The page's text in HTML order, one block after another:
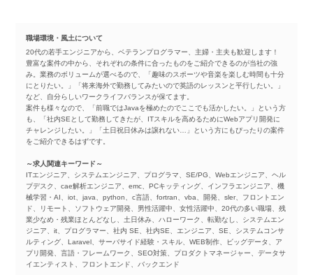
職場環境・風土について
20代の若手エンジニアから、ベテランプログラマー、主婦・主夫も歓迎します！
豊富な案件の中から、それぞれの条件に合ったものをご紹介できるのが当社の強
み。業務のボリュームが選べるので、「趣味のスポーツや音楽を楽しむ時間も十分
にとりたい。」「将来海外で勤務してみたいので英語のレッスンと平行したい。」
など、自分らしいワークライフバランスが保てます。
案件も様々なので、「前職ではJavaを極めたのでここでも活かしたい。」という方
も、「社内SEとして勤務してきたが、ITスキルを高めるためにWebアプリ開発に
チャレンジしたい。」「土日祝日休みは譲れない…」という方にもぴったりの案件
をご紹介できるはずです。
～求人関連キーワード～
ITエンジニア、システムエンジニア、プログラマ、SE/PG、Webエンジニア、ヘル
プデスク、cae解析エンジニア、emc、PCキッティング、インフラエンジニア、機
械学習・AI、iot、java、python、c言語、fortran、vba、開発、sler、フロントエン
ド、リモート、ソフトウェア開発、男性活躍中、女性活躍中、20代の多い職場、残
業少なめ・残業ほとんどなし、土日休み、ハローワーク、転勤なし、システムエン
ジニア、it、プログラマー、社内 SE、社内SE、エンジニア、SE、システムコンサ
ルティング、Laravel、サーバサイド経験・スキル、WEB制作、ビッグデータ、ア
プリ開発、言語・フレームワーク、SEO対策、プロダクトマネージャー、データサ
イエンティスト、フロントエンド、バックエンド